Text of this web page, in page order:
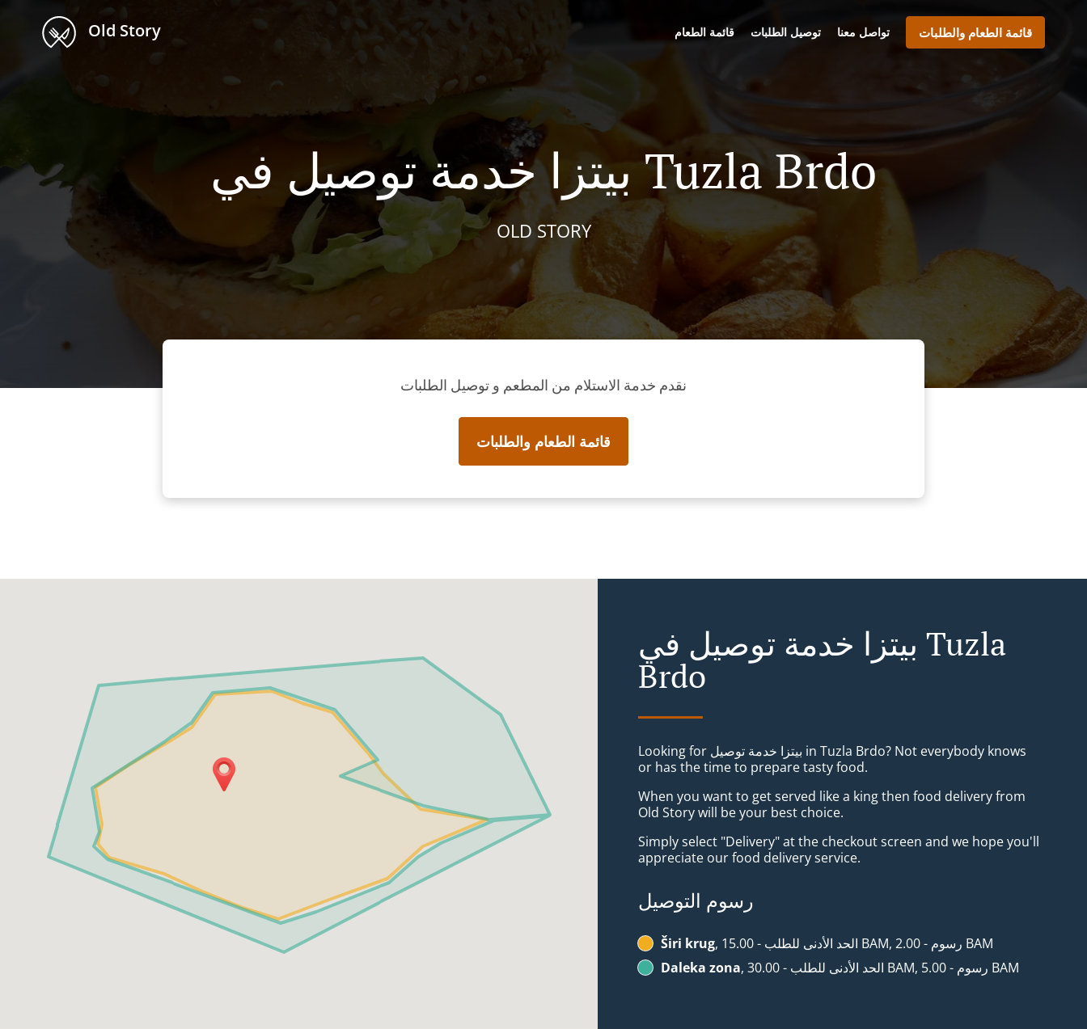
Old Story قائمة الطعام توصيل الطلبات تواصل معنا قائمة الطعام والطلبات
بيتزا خدمة توصيل في Tuzla Brdo
OLD STORY
نقدم خدمة الاستلام من المطعم و توصيل الطلبات
قائمة الطعام والطلبات
بيتزا خدمة توصيل في Tuzla
Brdo
Looking for بيتزا خدمة توصيل in Tuzla Brdo? Not everybody knows
or has the time to prepare tasty food.
When you want to get served like a king then food delivery from
Old Story will be your best choice.
Simply select "Delivery" at the checkout screen and we hope you'll
appreciate our food delivery service.
رسوم التوصيل
Širi krug
, الحد الأدنى للطلب - ‏15.00 BAM, رسوم - ‏2.00 BAM
Daleka zona
, الحد الأدنى للطلب - ‏30.00 BAM, رسوم - ‏5.00 BAM